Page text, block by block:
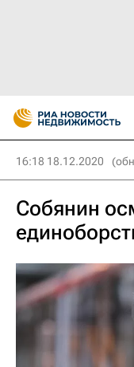
16:18 18.12.2020
Собянин